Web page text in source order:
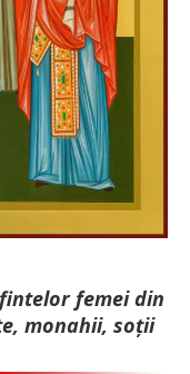
femei din
monahii, soții